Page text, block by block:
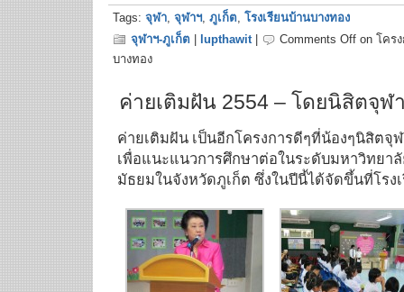
Tags: จุฬา, จุฬาฯ, ภูเก็ต, โรงเรียนบ้านบางทอง
จุฬาฯ-ภูเก็ต
lupthawit| Comments Off on โคร
บางทอง
ค่ายเติมฝัน 2554 – โดยนิสิตจุฬ
ค่ายเติมฝัน เป็นอีกโครงการดีๆที่น้องๆนิสิต
เพื่อแนะแนวการศึกษาต่อในระดับมหาวิทยา
มัธยมในจังหวัดภูเก็ต ซึ่งในปีนี้ได้จัดขึ้นที่โรง